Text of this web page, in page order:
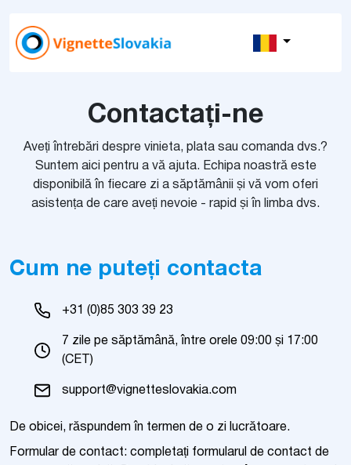
Contactați-ne
Aveți întrebări despre vinieta, plata sau comanda dvs.?
Suntem aici pentru a vă ajuta. Echipa noastră este
disponibilă în fiecare zi a săptămânii și vă vom oferi
asistența de care aveți nevoie - rapid și în limba dvs.
Cum ne puteți contacta
+31 (0)85 303 39 23
7 zile pe săptămână, între orele 09:00 și 17:00
(CET)
support@vignetteslovakia.com
De obicei, răspundem în termen de o zi lucrătoare.
Formular de contact: completați formularul de contact de